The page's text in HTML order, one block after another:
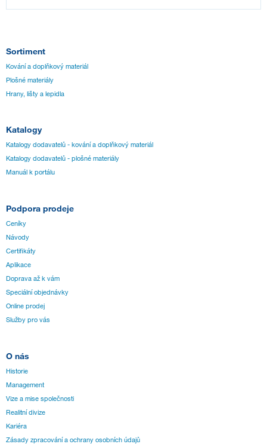
Sortiment
Kování a doplňkový materiál
Plošné materiály
Hrany, lišty a lepidla
Katalogy
Katalogy dodavatelů - kování a doplňkový materiál
Katalogy dodavatelů - plošné materiály
Manuál k portálu
Podpora prodeje
Ceníky
Návody
Certifikáty
Aplikace
Doprava až k vám
Speciální objednávky
Online prodej
Služby pro vás
O nás
Historie
Management
Vize a mise společnosti
Realitní divize
Kariéra
Zásady zpracování a ochrany osobních údajů